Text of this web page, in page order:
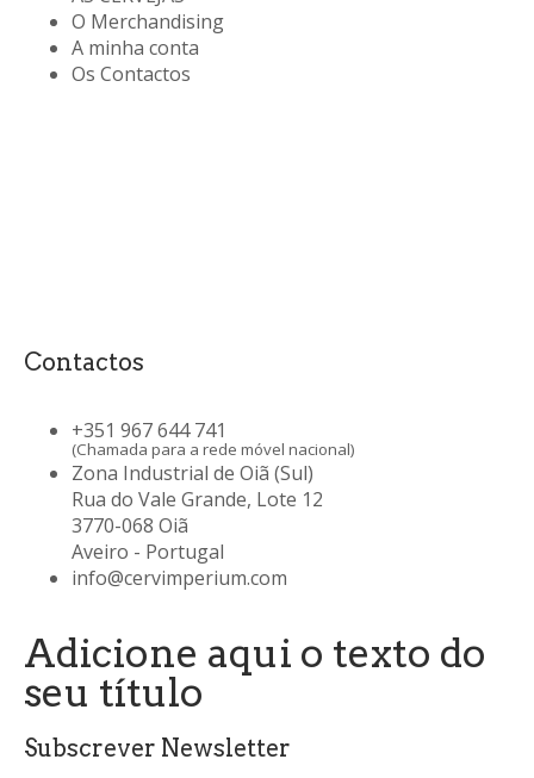
O Merchandising
A minha conta
Os Contactos
Contactos
+351 967 644 741
(Chamada para a rede móvel nacional)
Zona Industrial de Oiã (Sul)
Rua do Vale Grande, Lote 12
3770-068 Oiã
Aveiro - Portugal
info@cervimperium.com
Adicione aqui o texto do
seu título
Subscrever Newsletter